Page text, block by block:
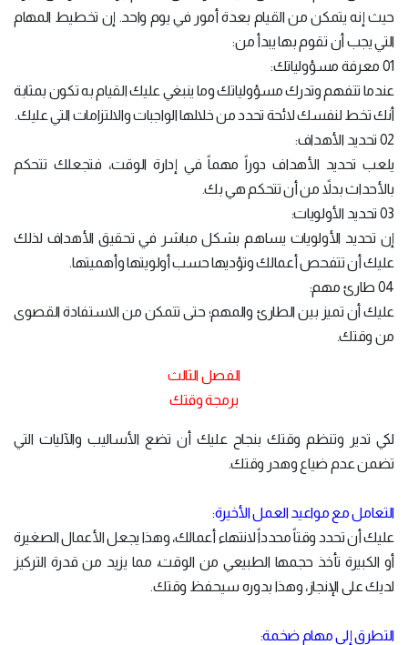
حيث إنه يتمكن من القيام بعدة أمور في يوم واحد. إن تخطيط المهام
التي يجب أن تقوم بها يبدأ من:
01 معرفة مسؤولياتك:
عندما تتفهم وتدرك مسؤولياتك وما ينبغي عليك القيام به تكون بمثابة
أنك تخط لنفسك لائحة تحدد من خلالها الواجبات والالتزامات التي عليك.
02 تحديد الأهداف:
يلعب تحديد الأهداف دوراً مهماً في إدارة الوقت، فتجعلك تتحكم
بالأحداث بدلاً من أن تتحكم هي بك.
03 تحديد الأولويات:
إن تحديد الأولويات يساهم بشكل مباشر في تحقيق الأهداف لذلك
عليك أن تتفحص أعمالك وتؤديها حسب أولويتها وأهميتها.
04 طارئ مهم:
عليك أن تميز بين الطارئ والمهم؛ حتى تتمكن من الاستفادة القصوى
من وقتك.
الفصل الثالث
برمجة وقتك
لكي تدير وتنظم وقتك بنجاح عليك أن تضع الأساليب والآليات التي
تضمن عدم ضياع وهدر وقتك.
التعامل مع مواعيد العمل الأخيرة:
عليك أن تحدد وقتاً محدداً لانتهاء أعمالك، وهذا يجعل الأعمال الصغيرة
أو الكبيرة تأخذ حجمها الطبيعي من الوقت، مما يزيد من قدرة التركيز
لديك على الإنجاز، وهذا بدوره سيحفظ وقتك.
التطرق إلى مهام ضخمة: